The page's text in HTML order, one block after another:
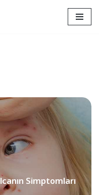
Simptomları